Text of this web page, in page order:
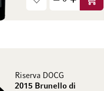
Riserva DOCG
2015 Brunello di